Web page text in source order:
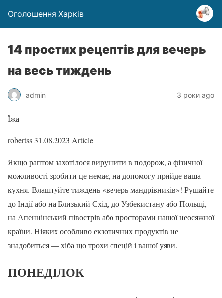
Оголошення Харків
14 простих рецептів для вечерь
на весь тиждень
admin 3 роки ago
Їжа
robertss 31.08.2023 Article
Якщо раптом захотілося вирушити в подорож, а фізичної
можливості зробити це немає, на допомогу прийде ваша
кухня. Влаштуйте тиждень «вечерь мандрівників»! Рушайте
до Індії або на Близький Схід, до Узбекистану або Польщі,
на Апеннінський півострів або просторами нашої неосяжної
країни. Ніяких особливо екзотичних продуктів не
знадобиться — хіба що трохи спецій і вашої уяви.
ПОНЕДІЛОК